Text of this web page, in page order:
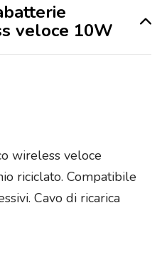
veloce 10W
wireless veloce
riciclato. Compatibile
Cavo di ricarica